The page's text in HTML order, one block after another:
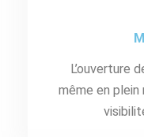
L’ouverture
même en plein